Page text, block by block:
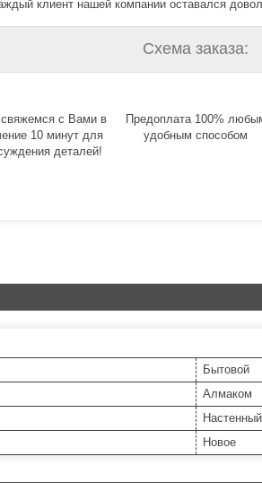
клиент нашей компании оставался
Схема заказа:
с Вами в
10 минут для
деталей!
Предоплата 100%
удобным способом
Бытовой
Алмаком
Настенный
Новое